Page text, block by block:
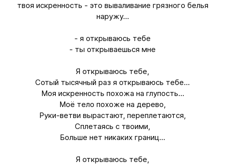
твоя искренность - это вываливание грязного белья
наружу...
- я открываюсь тебе
- ты открываешься мне
Я открываюсь тебе,
Сотый тысячный раз я открываюсь тебе...
Моя искренность похожа на глупость...
Моё тело похоже на дерево,
Руки-ветви вырастают, переплетаются,
Сплетаясь с твоими,
Больше нет никаких границ...
Я открываюсь тебе,